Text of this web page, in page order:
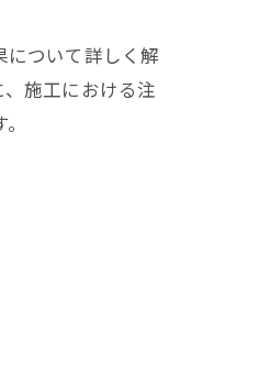
について詳しく解
施工における注